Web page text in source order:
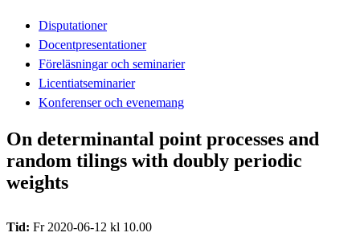
Disputationer
Docentpresentationer
Föreläsningar och seminarier
Licentiatseminarier
Konferenser och evenemang
On determinantal point processes and
random tilings with doubly periodic
weights
Tid: Fr 2020-06-12 kl 10.00